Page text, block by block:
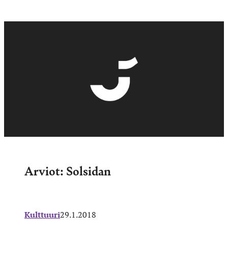
Arviot: Solsidan
Kulttuuri29.1.2018